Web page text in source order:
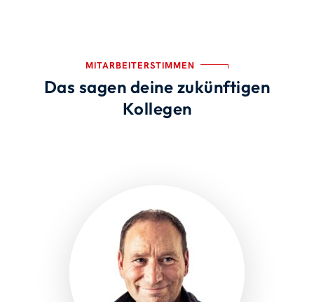
MITARBEITERSTIMMEN
Das sagen deine zukünftigen
Kollegen